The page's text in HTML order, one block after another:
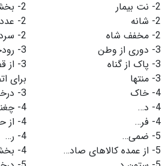
2- نت بیمار
2- شانه
2- مخفف شاه
3- دوری از وطن
3- پاک از گناه
3- منتها
4- خاک
4- د…
4- فر…
5- ضمی…
5- از عمده کالاهای صاد…
2-
2-
2-
3-
3- از
برای
3-
4-
4- از
4- ر…
4-